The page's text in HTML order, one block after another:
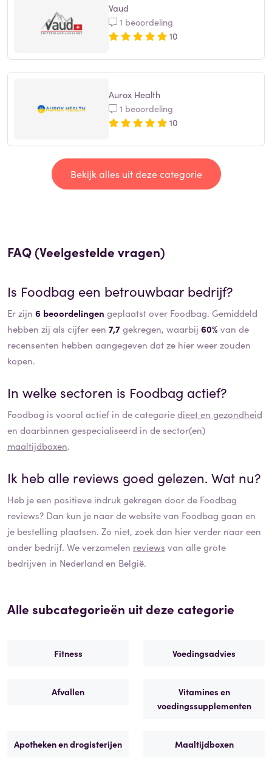
Vaud
1 beoordeling
10
Aurox Health
1 beoordeling
10
Bekijk alles uit deze categorie
FAQ (Veelgestelde vragen)
Is Foodbag een betrouwbaar bedrijf?
Er zijn 6 beoordelingen geplaatst over Foodbag. Gemiddeld
hebben zij als cijfer een 7,7gekregen, waarbij 60% van de
recensenten hebben aangegeven dat ze hier weer zouden
kopen.
In welke sectoren is Foodbag actief?
Foodbag is vooral actief in de categoriedieet en gezondheid
en daarbinnen gespecialiseerd in de sector(en)
maaltijdboxen.
Ik heb alle reviews goed gelezen. Wat nu?
Heb je een positieve indruk gekregen door de Foodbag
reviews? Dan kun je naar de website van Foodbag gaan en
je bestelling plaatsen. Zo niet, zoek dan hier verder naar een
ander bedrijf. We verzamelen reviews van alle grote
bedrijven in Nederland en België.
Alle subcategorieën uit deze categorie
Fitness Voedingsadvies
Afvallen
Vitamines en
voedingssupplementen
Apotheken en drogisterijen Maaltijdboxen